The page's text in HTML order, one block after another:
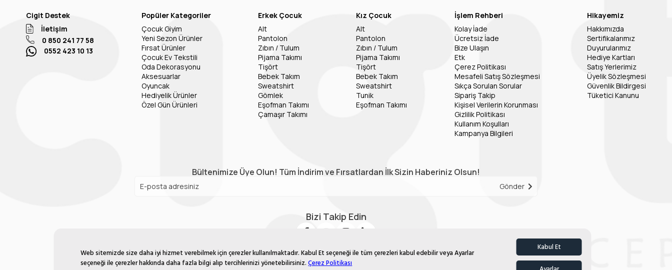
Web sitemizde size daha iyi hizmet verebilmek için çerezler kullanılmaktadır. Kabul Et seçeneği ile tüm çerezleri kabul edebilir veya Ayarlar
seçeneği ile çerezler hakkında daha fazla bilgi alıp tercihlerinizi yönetebilirsiniz.Çerez Politikası
Kabul Et
Cigit Destek
İletişim
0 850 241 77 58
0552 423 10 13
Popüler Kategoriler
Çocuk Giyim
Yeni Sezon Ürünler
Fırsat Ürünler
Çocuk Ev Tekstili
Oda Dekorasyonu
Aksesuarlar
Oyuncak
Hediyelik Ürünler
Özel Gün Ürünleri
Erkek Çocuk
Alt
Pantolon
Zıbın / Tulum
Pijama Takımı
Tişört
Bebek Takım
Sweatshirt
Gömlek
Eşofman Takımı
Çamaşır Takımı
Kız Çocuk
Alt
Pantolon
Zıbın / Tulum
Pijama Takımı
Tişört
Bebek Takım
Sweatshirt
Tunik
Eşofman Takımı
İşlem Rehberi
Kolay İade
Ücretsiz İade
Bize Ulaşın
Etk
Çerez Politikası
Mesafeli Satış Sözleşmesi
Sıkça Sorulan Sorular
Sipariş Takip
Kişisel Verilerin Korunması
Gizlilik Politikası
Kullanım Koşulları
Kampanya Bilgileri
Hikayemiz
Hakkımızda
Sertifikalarımız
Duyurularımız
Hediye Kartları
Satış Yerlerimiz
Üyelik Sözleşmesi
Güvenlik Bildirgesi
Tüketici Kanunu
Bültenimize Üye Olun! Tüm İndirim ve Fırsatlardan İlk Sizin Haberiniz Olsun!
Gönder
Bizi Takip Edin